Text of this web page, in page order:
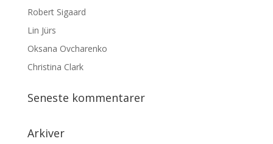
Robert Sigaard
Lin Jürs
Oksana Ovcharenko
Christina Clark
Seneste kommentarer
Arkiver